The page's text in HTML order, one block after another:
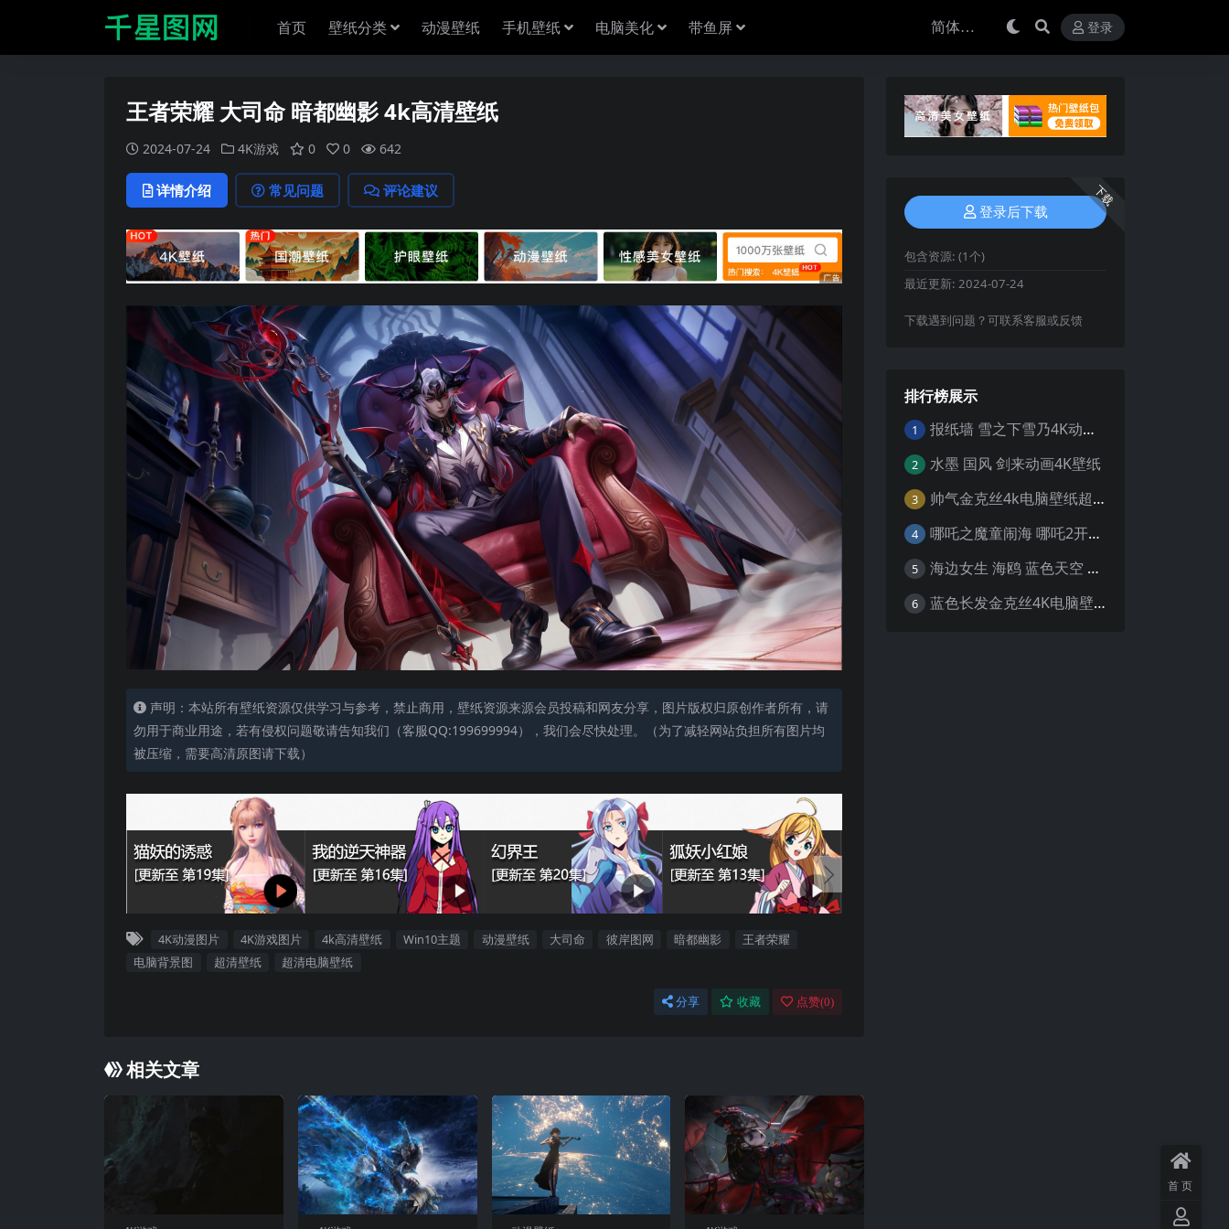
首页 壁纸分类 动漫壁纸 手机壁纸 电脑美化 带鱼屏 登录
王者荣耀 大司命 暗都幽影 4k高清壁纸
2024-07-24 4K游戏 0 0 642
详情介绍 常见问题 评论建议
声明：本站所有壁纸资源仅供学习与参考，禁止商用，壁纸资源来源会员投稿和网友分享，图片版权归原创作者所有，请
勿用于商业用途，若有侵权问题敬请告知我们（客服QQ:199699994），我们会尽快处理。（为了减轻网站负担所有图片均
被压缩，需要高清原图请下载）
4K动漫图片 4K游戏图片 4k高清壁纸 Win10主题 动漫壁纸 大司命 彼岸图网 暗都幽影
王者荣耀
电脑背景图
超清壁纸 超清电脑壁纸
分享 收藏 点赞(0)
相关文章
下载
登录后下载
包含资源: (1个)
最近更新: 2024-07-24
下载遇到问题？可联系客服或反馈
排行榜展示
1 报纸墙 雪之下雪乃4K动漫壁纸
2 水墨 国风 剑来动画4K壁纸
3 帅气金克丝4k电脑壁纸超清
4 哪吒之魔童闹海 哪吒2开场4K壁纸
5 海边女生 海鸥 蓝色天空 4K壁纸
6 蓝色长发金克丝4K电脑壁纸
首页